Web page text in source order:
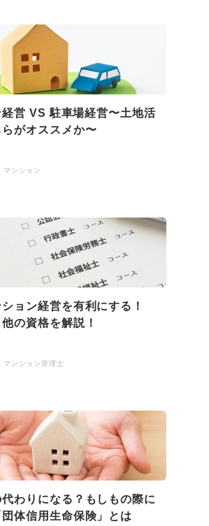
営 VS 駐車場経営〜土地活
がオススメか〜
マンション
ョン経営を有利にする！
他の資格を解説！
マンション管理士
わりになる？もしもの際に
体信用生命保険」とは